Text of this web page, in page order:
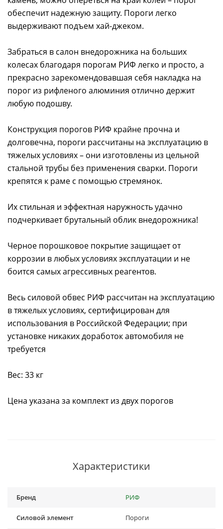
обеспечит надежную защиту. Пороги легко
выдерживают подъем хай-джеком.
Забраться в салон внедорожника на больших
колесах благодаря порогам РИФ легко и просто, а
прекрасно зарекомендовавшая себя накладка на
порог из рифленого алюминия отлично держит
любую подошву.
Конструкция порогов РИФ крайне прочна и
долговечна, пороги рассчитаны на эксплуатацию в
тяжелых условиях – они изготовлены из цельной
стальной трубы без применения сварки. Пороги
крепятся к раме с помощью стремянок.
Их стильная и эффектная наружность удачно
подчеркивает брутальный облик внедорожника!
Черное порошковое покрытие защищает от
коррозии в любых условиях эксплуатации и не
боится самых агрессивных реагентов.
Весь силовой обвес РИФ рассчитан на эксплуатацию
в тяжелых условиях, сертифицирован для
использования в Российской Федерации; при
установке никаких доработок автомобиля не
требуется
Вес: 33 кг
Цена указана за комплект из двух порогов
Характеристики
Бренд РИФ
Силовой элемент Пороги